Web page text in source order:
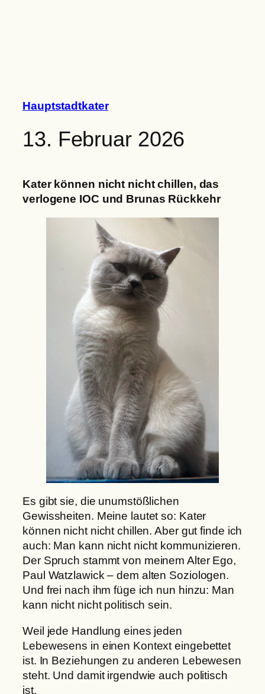
Hauptstadtkater
13. Februar 2026
Kater können nicht nicht chillen, das
verlogene IOC und Brunas Rückkehr
Es gibt sie, die unumstößlichen
Gewissheiten. Meine lautet so: Kater
können nicht nicht chillen. Aber gut finde ich
auch: Man kann nicht nicht kommunizieren.
Der Spruch stammt von meinem Alter Ego,
Paul Watzlawick – dem alten Soziologen.
Und frei nach ihm füge ich nun hinzu: Man
kann nicht nicht politisch sein.
Weil jede Handlung eines jeden
Lebewesens in einen Kontext eingebettet
ist. In Beziehungen zu anderen Lebewesen
steht. Und damit irgendwie auch politisch
ist.